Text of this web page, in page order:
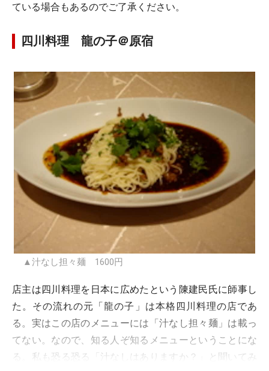
ている場合もあるのでご了承ください。
四川料理 龍の子＠原宿
▲汁なし担々麺 1600円
店主は四川料理を日本に広めたという陳建民氏に師事し
た。その流れの元「龍の子」は本格四川料理の店であ
る。実はこの店のメニューには「汁なし担々麺」は載っ
てない。なので、知る人ぞ知るメニューということにな
る。私も恐る恐る「汁なしはありますか？」と聞いてみ